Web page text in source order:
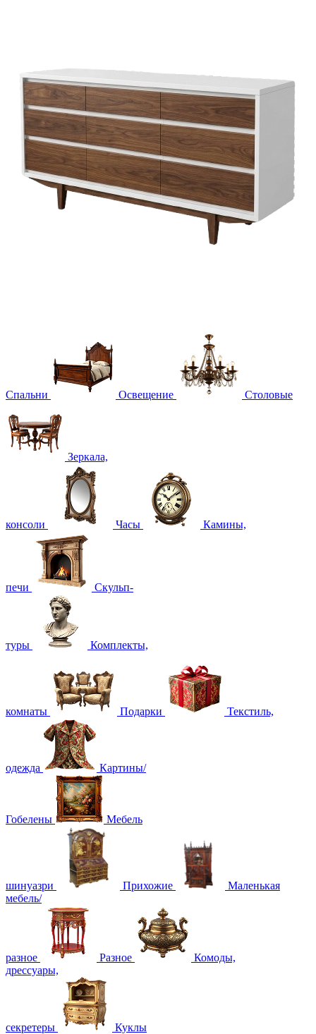
Спальни Освещение Столовые
Зеркала,
консоли Часы Камины,
печи Скульп-
туры Комплекты,
комнаты Подарки Текстиль,
одежда Картины/
Гобелены Мебель
шинуазри Прихожие
Маленькая
мебель/
разное Разное
Комоды,
дрессуары,
секретеры Куклы